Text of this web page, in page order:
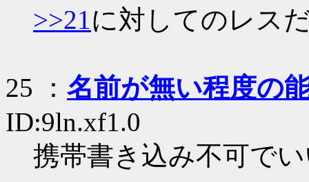
>>21に対してのレス
25 ： 名前が無い程度の
ID:9ln.xf1.0
携帯書き込み不可で